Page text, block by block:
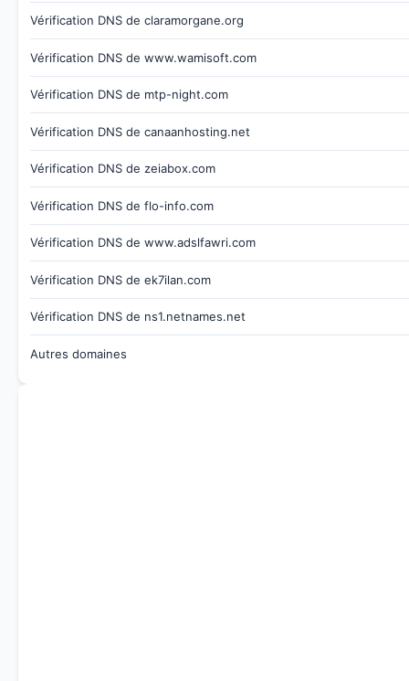
Vérification DNS de claramorgane.org
Vérification DNS de www.wamisoft.com
Vérification DNS de mtp-night.com
Vérification DNS de canaanhosting.net
Vérification DNS de zeiabox.com
Vérification DNS de flo-info.com
Vérification DNS de www.adslfawri.com
Vérification DNS de ek7ilan.com
Vérification DNS de ns1.netnames.net
Autres domaines